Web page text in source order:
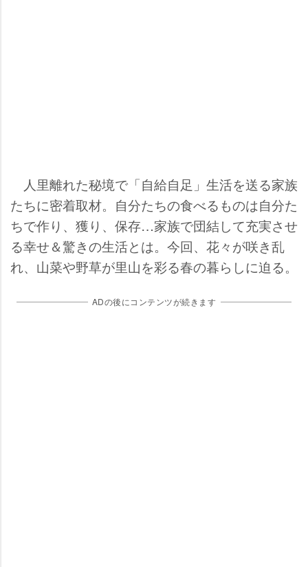
人里離れた秘境で「自給自足」生活を送る家族
たちに密着取材。自分たちの食べるものは自分た
ちで作り、獲り、保存…家族で団結して充実させ
る幸せ＆驚きの生活とは。今回、花々が咲き乱
れ、山菜や野草が里山を彩る春の暮らしに迫る。
ADの後にコンテンツが続きます